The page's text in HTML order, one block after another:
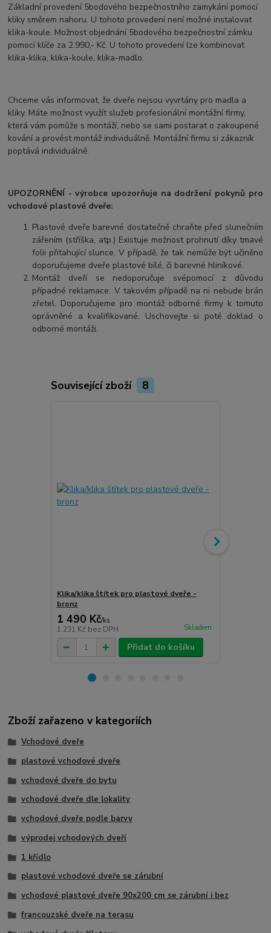
Základní provedení 5bodového bezpečnostního zamykání pomocí
kliky směrem nahoru. U tohoto provedení není možné instalovat
klika-koule. Možnost objednání 5bodového bezpečnostní zámku
pomocí klíče za 2.990,- Kč. U tohoto provedení lze kombinovat
klika-klika, klika-koule, klika-madlo.
Chceme vás informovat, že dveře nejsou vyvrtány pro madla a
kliky. Máte možnost využít služeb profesionální montážní firmy,
která vám pomůže s montáží, nebo se sami postarat o zakoupené
kování a provést montáž individuálně. Montážní firmu si zákazník
poptává individuálně.
UPOZORNĚNÍ - výrobce upozorňuje na dodržení pokynů pro
vchodové plastové dveře:
Plastové dveře barevné dostatečně chraňte před slunečním
zářením (stříška, atp.) Existuje možnost prohnutí díky tmavé
folii přitahující slunce. V případě, že tak nemůže být učiněno
doporučujeme dveře plastové bílé, či barevné hliníkové.
Montáž dveří se nedoporučuje svépomocí z důvodu
případné reklamace. V takovém případě na ni nebude brán
zřetel. Doporučujeme pro montáž odborné firmy k tomuto
oprávněné a kvalifikované. Uschovejte si poté doklad o
odborné montáži.
Související zboží 8
Klika/klika štítek pro plastové dveře -
bronz
1 490 Kč/ks
1 231 Kč bez DPH Skladem
Přidat do košíku
Zboží zařazeno v kategoriích
Vchodové dveře
plastové vchodové dveře
vchodové dveře do bytu
vchodové dveře dle lokality
vchodové dveře podle barvy
výprodej vchodových dveří
1 křídlo
plastové vchodové dveře se zárubní
vchodové plastové dveře 90x200 cm se zárubní i bez
francouzské dveře na terasu